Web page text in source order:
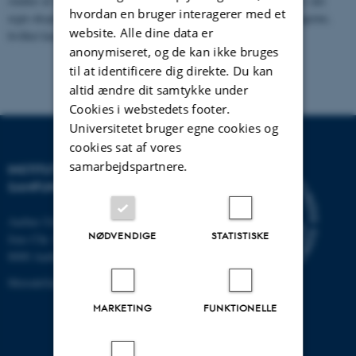
ægte eksperiment ofte skabe en kunstig situation for forsøgsdeltagerne,
hvilket kan skade eksperimentets økologisk validitet.
INSTITUT FOR KULTUR OG
SAMFUND
Jens Chr. Skous Vej 7, 4. etage
hvordan en bruger interagerer med et
website. Alle dine data er
anonymiseret, og de kan ikke bruges
til at identificere dig direkte. Du kan
altid ændre dit samtykke under
Cookies i webstedets footer.
Universitetet bruger egne cookies og
cookies sat af vores
samarbejdspartnere.
NØDVENDIGE STATISTISKE
MARKETING FUNKTIONELLE